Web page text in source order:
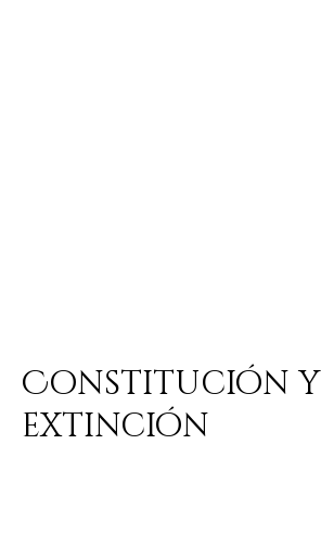
Constitución y
extinción